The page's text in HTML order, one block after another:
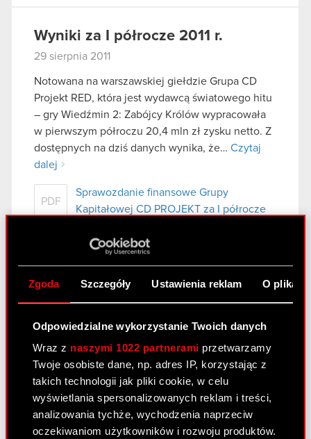
Zgoda Szczegóły Ustawienia reklam O
Odpowiedzialne wykorzystanie Twoich danych
Wraz z naszymi 1022 partnerami przetwarzamy
Twoje osobiste dane, np. adres IP, korzystając z
takich technologii jak pliki cookie, w celu
wyświetlania spersonalizowanych reklam i treści,
analizowania tychże, wychodzenia naprzeciw
oczekiwaniom użytkowników i rozwoju produktów.
Wyniki za I półrocze 2011 r.
29 sierpnia 2011
Notowana na warszawskiej giełdzie Grupa CD
Projekt RED, która jest wydawcą światowego hitu
– gry Wiedźmin 2: Zabójcy Królów wypracowała
w pierwszym półroczu 20,4 mln zł zysku netto. Z
dostępnych na dziś danych wynika, że… Czytaj
dalej
PDF
Sprawozdanie finansowe Grupy
Kapitałowej CD PROJEKT za I półrocze
Sprawozdanie Zarządu z działalności
Grupy Kapitałowej CD PROJEKT RED za I
półrocze 2011 r.
Prezentacja Grupy CD PROJEKT RED -
wyniki H1 2011
Prezentacja Grupy CD PROJEKT
RED – wyniki H1 2011
29 sierpnia 2011
Prezentacja Grupy CD PROJEKT RED –